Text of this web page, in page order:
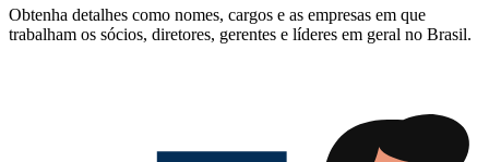
Obtenha detalhes como nomes, cargos e as empresas em que
trabalham os sócios, diretores, gerentes e líderes em geral no Brasil.